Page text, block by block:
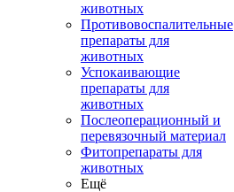
животных
Противовоспалительные
препараты для
животных
Успокаивающие
препараты для
животных
Послеоперационный и
перевязочный материал
Фитопрепараты для
животных
Ещё